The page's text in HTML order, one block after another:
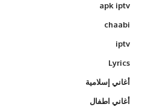
apk iptv
chaabi
iptv
Lyrics
أغاني إسلامية
أغاني اطفال